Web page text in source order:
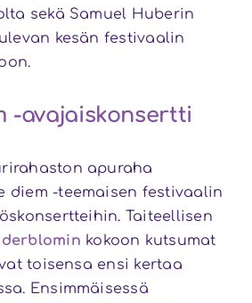
sekä Samuel Huberin
kesän festivaalin
-avajaiskonsertti
apuraha
diem -teemaisen festivaalin
Taiteellisen
kokoon kutsumat
toisensa ensi kertaa
Ensimmäisessä